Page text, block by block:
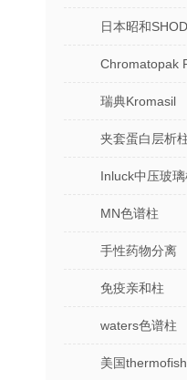
日本昭和
Chromatopak
瑞典Kromasil
夹套蛋白层析
Inluck中压玻璃
MN色谱柱
手性药物分离
免疫亲和柱
waters色谱柱
美国